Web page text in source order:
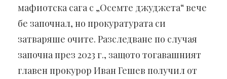
мафиотска сага с „Осемте джуджета“ вече
бе започнал, но прокуратурата си
затваряше очите. Разследване по случая
започна през 2023 г., защото тогавашният
главен прокурор Иван Гешев получил от